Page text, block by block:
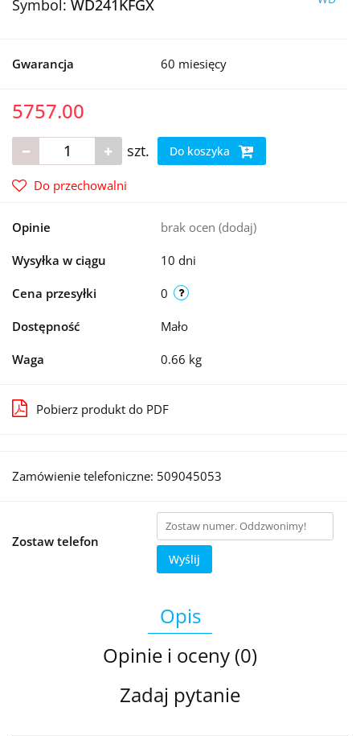
Symbol: WD241KFGX
Gwarancja 60 miesięcy
5757.00
szt. Do koszyka
Do przechowalni
Opinie brak ocen (dodaj)
Wysyłka w ciągu 10 dni
Cena przesyłki 0
Dostępność Mało
Waga 0.66 kg
Pobierz produkt do PDF
Zamówienie telefoniczne: 509045053
Zostaw telefon
Wyślij
Opis
Opinie i oceny (0)
Zadaj pytanie